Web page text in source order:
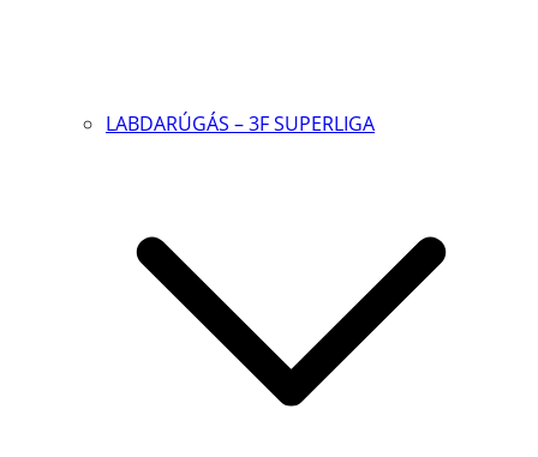
LABDARÚGÁS – 3F SUPERLIGA